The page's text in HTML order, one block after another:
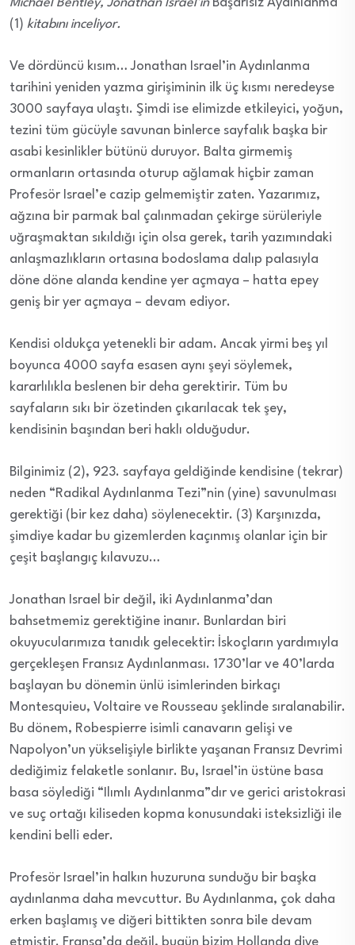
(1) kitabını inceliyor.
Ve dördüncü kısım… Jonathan Israel’in Aydınlanma
tarihini yeniden yazma girişiminin ilk üç kısmı neredeyse
3000 sayfaya ulaştı. Şimdi ise elimizde etkileyici, yoğun,
tezini tüm gücüyle savunan binlerce sayfalık başka bir
asabi kesinlikler bütünü duruyor. Balta girmemiş
ormanların ortasında oturup ağlamak hiçbir zaman
Profesör Israel’e cazip gelmemiştir zaten. Yazarımız,
ağzına bir parmak bal çalınmadan çekirge sürüleriyle
uğraşmaktan sıkıldığı için olsa gerek, tarih yazımındaki
anlaşmazlıkların ortasına bodoslama dalıp palasıyla
döne döne alanda kendine yer açmaya – hatta epey
geniş bir yer açmaya – devam ediyor.
Kendisi oldukça yetenekli bir adam. Ancak yirmi beş yıl
boyunca 4000 sayfa esasen aynı şeyi söylemek,
kararlılıkla beslenen bir deha gerektirir. Tüm bu
sayfaların sıkı bir özetinden çıkarılacak tek şey,
kendisinin başından beri haklı olduğudur.
Bilginimiz (2), 923. sayfaya geldiğinde kendisine (tekrar)
neden “Radikal Aydınlanma Tezi”nin (yine) savunulması
gerektiği (bir kez daha) söylenecektir. (3) Karşınızda,
şimdiye kadar bu gizemlerden kaçınmış olanlar için bir
çeşit başlangıç ​​kılavuzu…
Jonathan Israel bir değil, iki Aydınlanma’dan
bahsetmemiz gerektiğine inanır. Bunlardan biri
okuyucularımıza tanıdık gelecektir: İskoçların yardımıyla
gerçekleşen Fransız Aydınlanması. 1730’lar ve 40’larda
başlayan bu dönemin ünlü isimlerinden birkaçı
Montesquieu, Voltaire ve Rousseau şeklinde sıralanabilir.
Bu dönem, Robespierre isimli canavarın gelişi ve
Napolyon’un yükselişiyle birlikte yaşanan Fransız Devrimi
dediğimiz felaketle sonlanır. Bu, Israel’in üstüne basa
basa söylediği “Ilımlı Aydınlanma”dır ve gerici aristokrasi
ve suç ortağı kiliseden kopma konusundaki isteksizliği ile
kendini belli eder.
Profesör Israel’in halkın huzuruna sunduğu bir başka
aydınlanma daha mevcuttur. Bu Aydınlanma, çok daha
erken başlamış ve diğeri bittikten sonra bile devam
etmiştir. Fransa’da değil, bugün bizim Hollanda diye